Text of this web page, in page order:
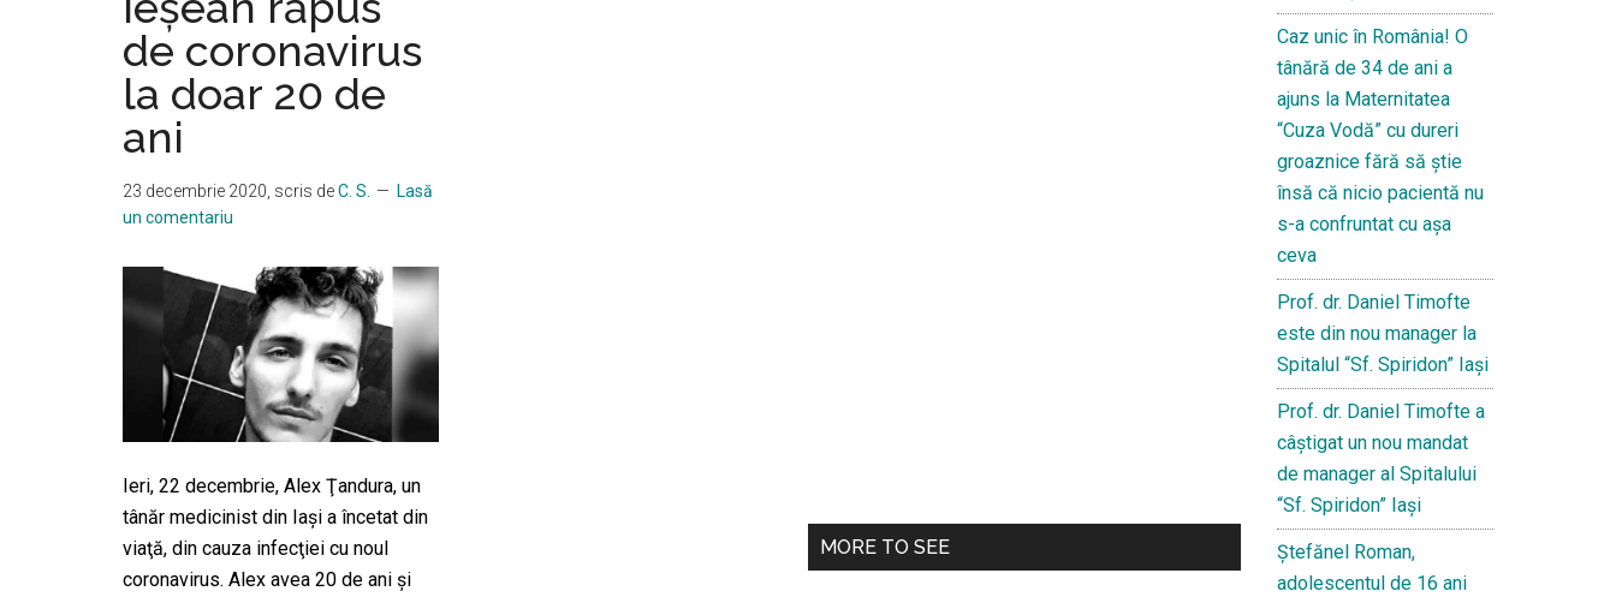
de coronavirus
la doar 20 de
ani
23 decembrie 2020 , scris deC. S.
Lasă
un comentariu
Ieri, 22 decembrie, Alex Ţandura, un
tânăr medicinist din Iaşi a încetat din
viaţă, din cauza infecţiei cu noul
coronavirus. Alex avea 20 de ani și
MORE TO SEE
Caz unic în România! O
tânără de 34 de ani a
ajuns la Maternitatea
“Cuza Vodă” cu dureri
groaznice fără să ştie
însă că nicio pacientă nu
s-a confruntat cu așa
ceva
Prof. dr. Daniel Timofte
este din nou manager la
Spitalul “Sf. Spiridon” Iaşi
Prof. dr. Daniel Timofte a
câștigat un nou mandat
de manager al Spitalului
“Sf. Spiridon” Iași
Ştefănel Roman,
adolescentul de 16 ani